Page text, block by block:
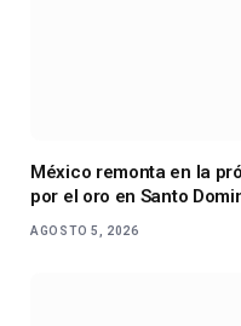
México remonta en la
por el oro en Santo
AGOSTO 5, 2026